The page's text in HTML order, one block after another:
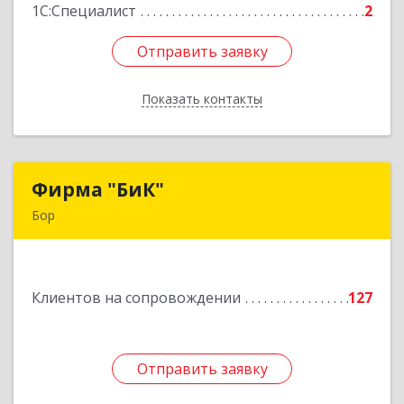
1С:Специалист 2
Отправить заявку
Показать контакты
Отправить заявку
Назад
Фирма "БиК"
Бор
Клиентов на сопровождении 127
Отправить заявку
Подробнее
Отправить заявку